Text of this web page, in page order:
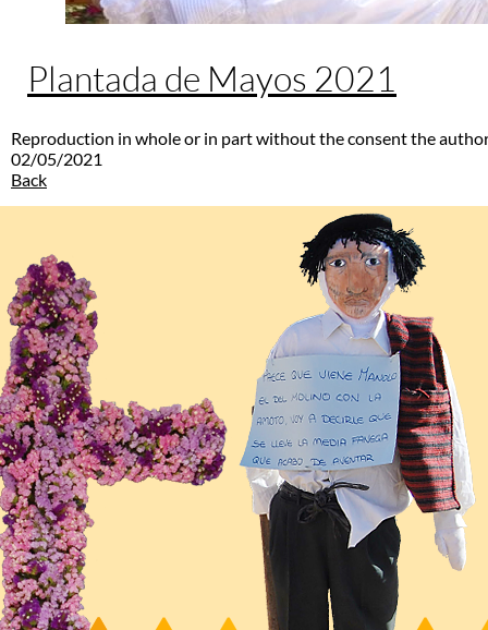
Plantada de Mayos 2021
Reproduction in whole or in part without the consent the
02/05/2021
Back